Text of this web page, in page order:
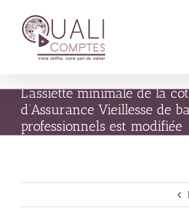
contenu
L’assiette minimale de la
d’Assurance Vieillesse de
professionnels est modifiée